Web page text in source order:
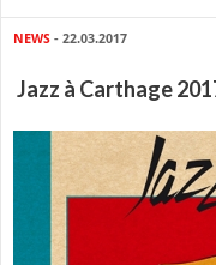
NEWS - 22.03.2017
Jazz à Carthage